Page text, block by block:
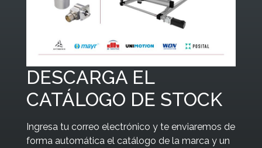
DESCARGA EL
CATÁLOGO DE STOCK
Ingresa tu correo electrónico y te enviaremos de
forma automática el catálogo de la marca y un